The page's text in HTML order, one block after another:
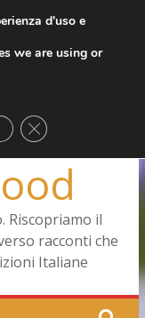
senza età
di corte
Riscopriamo il
racconti che
Italiane
d'uso e
we are using or
Close GDPR